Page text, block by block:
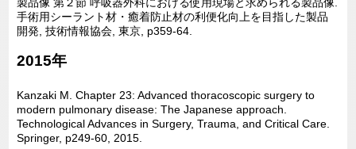
手術用シーラント材・癒着防止材の利便化向上を目指した製品
開発, 技術情報協会, 東京, p359-64.
2015年
Kanzaki M. Chapter 23: Advanced thoracoscopic surgery to
modern pulmonary disease: The Japanese approach.
Technological Advances in Surgery, Trauma, and Critical Care.
Springer, p249-60, 2015.